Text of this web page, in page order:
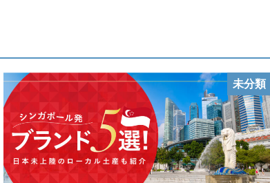
未分類